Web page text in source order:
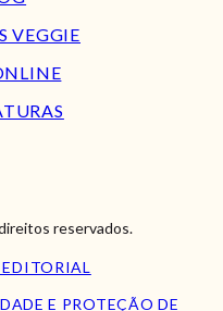
VEGGIE
reservados.
E PROTEÇÃO DE